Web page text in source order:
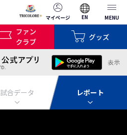
マイページ EN MENU
ファン
クラブ
グッズ
試合データ レポート